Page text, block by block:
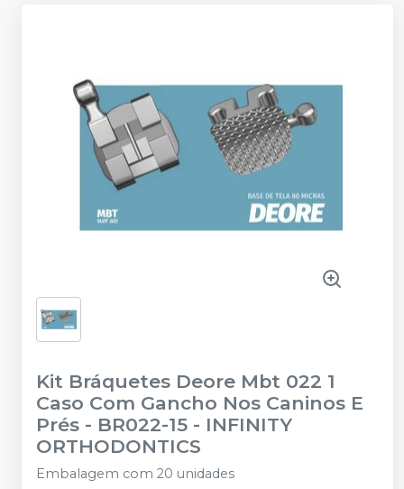
Kit Bráquetes Deore Mbt 022 1
Caso Com Gancho Nos Caninos E
Prés - BR022-15 - INFINITY
ORTHODONTICS
Embalagem com 20 unidades